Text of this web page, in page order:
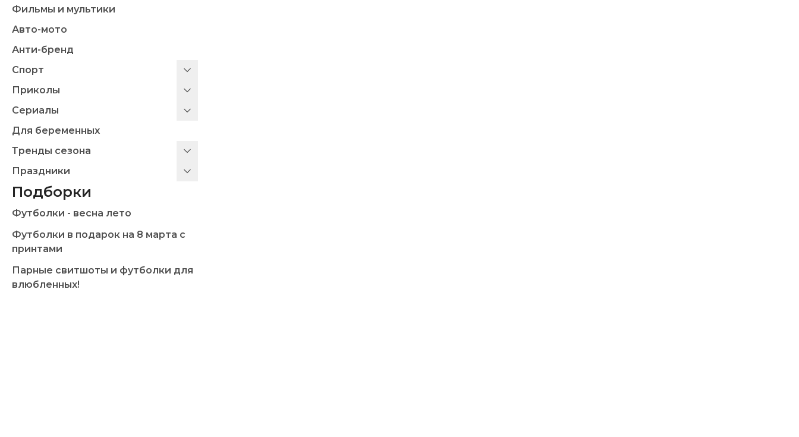
Фильмы и мультики
Авто-мото
Анти-бренд
Спорт
Приколы
Сериалы
Для беременных
Тренды сезона
Праздники
Подборки
Футболки - весна лето
Футболки в подарок на 8 марта с
принтами
Парные свитшоты и футболки для
влюбленных!